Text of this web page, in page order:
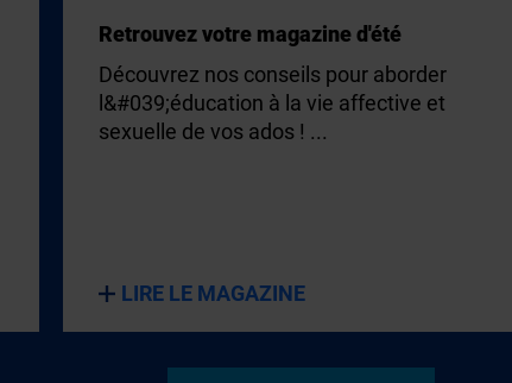
Retrouvez votre magazine d'été
Découvrez nos conseils pour aborder
l&#039;éducation à la vie affective et
sexuelle de vos ados ! ...
LIRE LE MAGAZINE